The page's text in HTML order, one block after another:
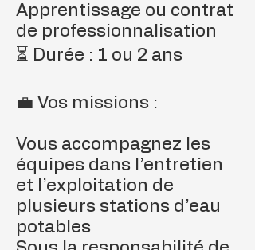
Apprentissage ou contrat
de professionnalisation
⏳ Durée : 1 ou 2 ans
💼 Vos missions :
Vous accompagnez les
équipes dans l’entretien
et l’exploitation de
plusieurs stations d’eau
potables